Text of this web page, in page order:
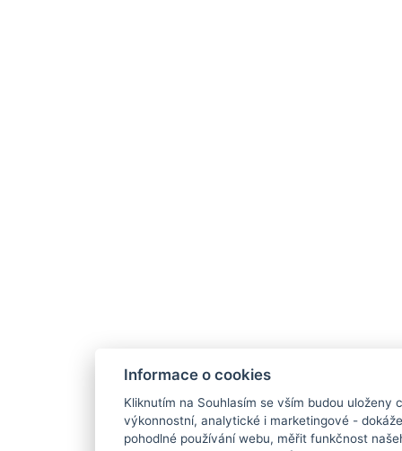
Informace o cookies
Kliknutím na Souhlasím se vším budou uloženy
výkonnostní, analytické i marketingové -
pohodlné používání webu, měřit funkčnost